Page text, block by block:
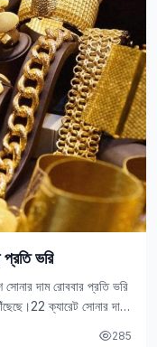
ভরি
সোনার দাম রোববার প্রতি ভরি
ক্যারেট সোনার দাম
285